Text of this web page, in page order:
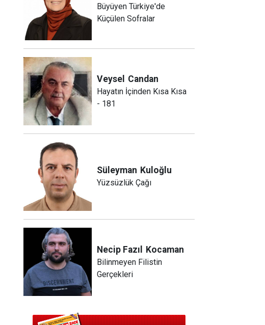
Büyüyen Türkiye'de
Küçülen Sofralar
Veysel Candan
Hayatın İçinden Kısa Kısa
- 181
Süleyman Kuloğlu
Yüzsüzlük Çağı
Necip Fazıl Kocaman
Bilinmeyen Filistin
Gerçekleri